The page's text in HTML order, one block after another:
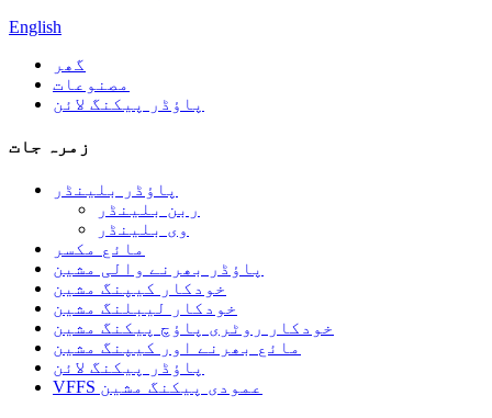
English
گھر
مصنوعات
پاؤڈر پیکنگ لائن
زمرہ جات
پاؤڈر بلینڈر
ربن بلینڈر
وی بلینڈر
مائع مکسر
پاؤڈر بھرنے والی مشین
خودکار کیپنگ مشین
خودکار لیبلنگ مشین
خودکار روٹری پاؤچ پیکنگ مشین
مائع بھرنے اور کیپنگ مشین
پاؤڈر پیکنگ لائن
VFFS عمودی پیکنگ مشین